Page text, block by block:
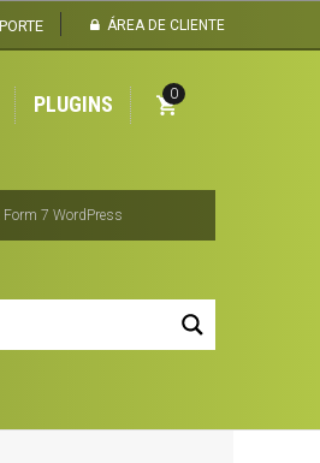
ÁREA DE CLIENTE
PLUGINS 0
7 WordPress